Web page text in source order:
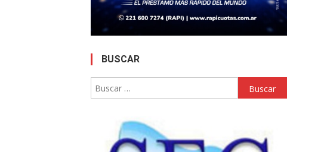
BUSCAR
Buscar: